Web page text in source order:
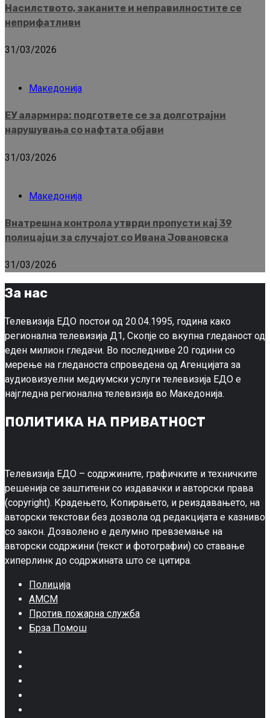
Насилството, заканите и неправилностите се
неприфатливи
31/03/2026
Македонија
ЕУ алармира: подгответе се за долготрајни
нарушувања со нафтата објави
31/03/2026
Македонија
Внатрешна контрола утврди пропусти кај 39
полицајци за случајот со Ивана Јовановска
31/03/2026
За нас
Телевизија ЕДО постои од 20.04.1995, година како
регионална телевизија Д1, Скопје со вкупна гледаност од
еден милион гледачи. Во последниве 20 години со
мерење на гледаноста спроведена од Агенцијата за
аудиовизуелни медиумски услуги телевизија ЕДО е
најгледна регионална телевизија во Македонија.
ПОЛИТИКА НА ПРИВАТНОСТ
Телевизија ЕДО – содржините, графичките и техничките
решенија се заштитени со издавачки и авторски права
(copyright). Крадењето, Копирањето, и реиздавањето, на
авторски текстови без дозвола од редакцијата е казниво
со закон. Дозволено е делумно превземање на
авторски содржини (текст и фотографии) со ставање
хиперлинк до содржината што се цитира.
Полиција
АМСМ
Против пожарна служба
Брза Помош